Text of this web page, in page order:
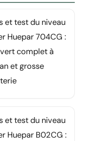
et test du niveau
Huepar 704CG :
complet à
et grosse
et test du niveau
Huepar B02CG :